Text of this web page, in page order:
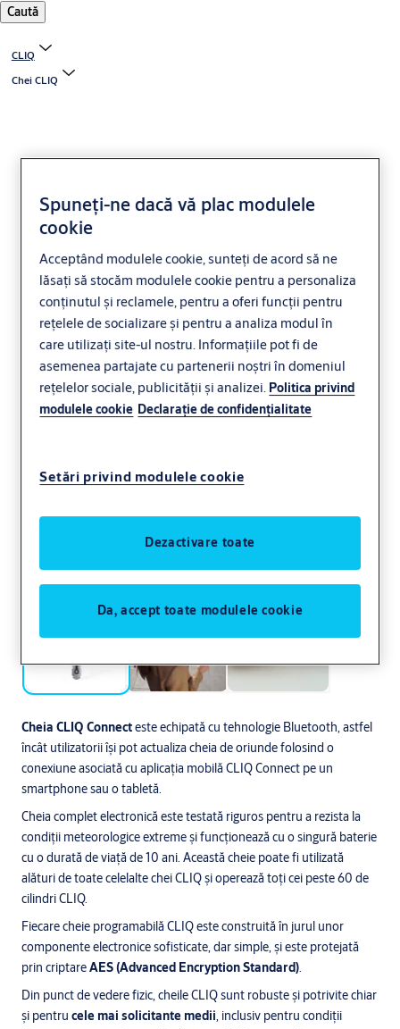
Caută
CLIQ
Chei CLIQ
Cheie CLIQ Connect
Control acces
Cheia CLIQ Connecteste echipată cu tehnologie Bluetooth, astfel
încât utilizatorii își pot actualiza cheia de oriunde folosind o
conexiune asociată cu aplicația mobilă CLIQ Connect pe un
smartphone sau o tabletă.
Cheia complet electronică este testată riguros pentru a rezista la
condiții meteorologice extreme și funcționează cu o singură baterie
cu o durată de viață de 10 ani. Această cheie poate fi utilizată
alături de toate celelalte chei CLIQ și operează toți cei peste 60 de
cilindri CLIQ.
Fiecare cheie programabilă CLIQ este construită în jurul unor
componente electronice sofisticate, dar simple, și este protejată
prin criptareAES (Advanced Encryption Standard).
Din punct de vedere fizic, cheile CLIQ sunt robuste și potrivite chiar
și pentru cele mai solicitante medii, inclusiv pentru condiții
Spuneți-ne dacă vă plac modulele
cookie
Acceptând modulele cookie, sunteți de acord să ne
lăsați să stocăm modulele cookie pentru a personaliza
conținutul și reclamele, pentru a oferi funcții pentru
rețelele de socializare și pentru a analiza modul în
care utilizați site-ul nostru. Informațiile pot fi de
asemenea partajate cu partenerii noștri în domeniul
rețelelor sociale, publicității și analizei. Politica privind
modulele cookie Declaraţie de confidenţialitate
Setări privind modulele cookie
Dezactivare toate
Da, accept toate modulele cookie